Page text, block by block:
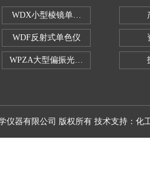
WDX小型棱镜单色仪
WDF反射式单色仪
WPZA大型偏振光演示仪
仪器有限公司 版权所有 技术支持： 化